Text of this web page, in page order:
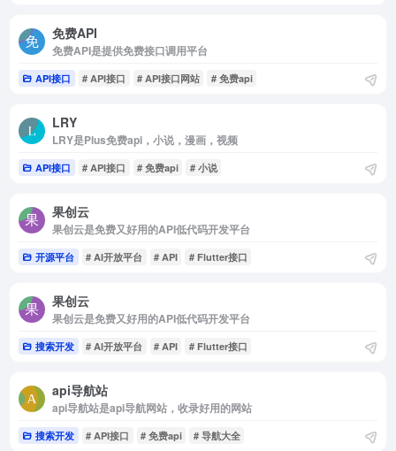
免费API
免费API是提供免费接口调用平台
API接口 # API接口 # API接口网站 # 免费api
LRY
LRY是Plus免费api，小说，漫画，视频
API接口 # API接口 # 免费api # 小说
果创云
果创云是免费又好用的API低代码开发平台
开源平台 # AI开放平台 # API # Flutter接口
果创云
果创云是免费又好用的API低代码开发平台
搜索开发 # AI开放平台 # API # Flutter接口
api导航站
api导航站是api导航网站，收录好用的网站
搜索开发 # API接口 # 免费api # 导航大全